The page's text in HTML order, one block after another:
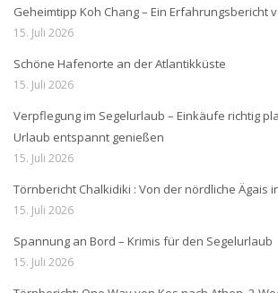
Geheimtipp Koh Chang – Ein Erfahrungsbericht
15. Juli 2026
Schöne Hafenorte an der Atlantikküste
15. Juli 2026
Verpflegung im Segelurlaub – Einkäufe richtig
Urlaub entspannt genießen
15. Juli 2026
Törnbericht Chalkidiki : Von der nördliche Ägais
15. Juli 2026
Spannung an Bord – Krimis für den Segelurlaub
15. Juli 2026